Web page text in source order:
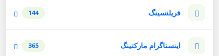
فریلنسینگ 144
اینستاگرام مارکتینگ 365